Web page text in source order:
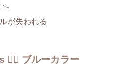
📉
が失われる
👷‍♂️ ブルーカラー